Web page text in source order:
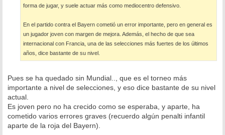
forma de jugar, y suele actuar más como mediocentro defensivo.
En el partido contra el Bayern cometió un error importante, pero en general es
un jugador joven con margen de mejora. Además, el hecho de que sea
internacional con Francia, una de las selecciones más fuertes de los últimos
años, dice bastante de su nivel.
Pues se ha quedado sin Mundial.., que es el torneo más
importante a nivel de selecciones, y eso dice bastante de su nivel
actual.
Es joven pero no ha crecido como se esperaba, y aparte, ha
cometido varios errores graves (recuerdo algún penalti infantil
aparte de la roja del Bayern).